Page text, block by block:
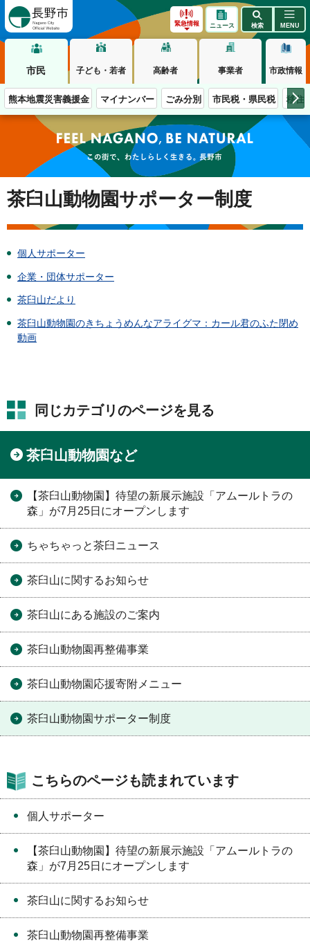
緊急情報 ニュース 検索 MENU
市民 子ども・若者 高齢者 事業者 市政情報
熊本地震災害義援金 マイナンバー ごみ分別 市民税・県民税 移住
この街で、わたしらしく生きる。長野市
茶臼山動物園サポーター制度
個人サポーター
企業・団体サポーター
茶臼山だより
茶臼山動物園のきちょうめんなアライグマ：カール君のふた閉め
動画
同じカテゴリのページを見る
茶臼山動物園など
【茶臼山動物園】待望の新展示施設「アムールトラの
森」が7月25日にオープンします
ちゃちゃっと茶臼ニュース
茶臼山に関するお知らせ
茶臼山にある施設のご案内
茶臼山動物園再整備事業
茶臼山動物園応援寄附メニュー
茶臼山動物園サポーター制度
こちらのページも読まれています
個人サポーター
【茶臼山動物園】待望の新展示施設「アムールトラの
森」が7月25日にオープンします
茶臼山に関するお知らせ
茶臼山動物園再整備事業